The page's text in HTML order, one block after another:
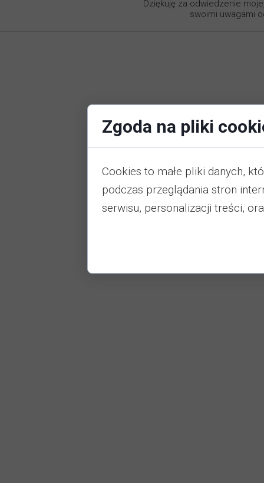
Dziękuję za odwiedzenie
swoimi uwagami
Zgoda na pliki
Cookies to małe pliki danych,
podczas przeglądania stron
serwisu, personalizacji treści,